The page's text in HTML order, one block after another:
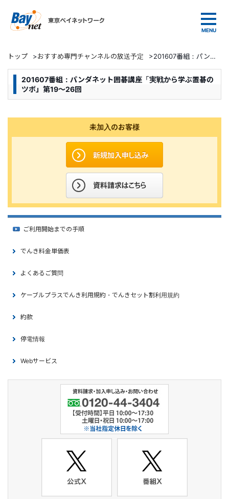
トップ >おすすめ専門チャンネルの放送予定 >201607番組：パンダネット囲碁講座「実戦から学ぶ置碁のツボ」第19～26回
201607番組：パンダネット囲碁講座「実戦から学ぶ置碁の
ツボ」第19～26回
未加入のお客様
ご利用開始までの手順
でんき料金単価表
よくあるご質問
ケーブルプラスでんき利用規約・でんきセット割利用規約
約款
停電情報
Webサービス